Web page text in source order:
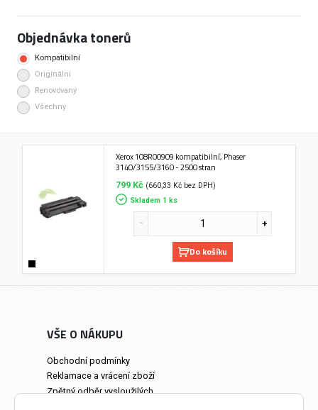
Objednávka tonerů
Kompatibilní
Originální
Renovovaný
Všechny
Xerox 108R00909 kompatibilní, Phaser
3140/3155/3160 - 2500 stran
799 Kč (660,33 Kč bez DPH)
Skladem 1 ks
Do košíku
VŠE O NÁKUPU
Obchodní podmínky
Reklamace a vrácení zboží
Zpětný odběr vysloužilých